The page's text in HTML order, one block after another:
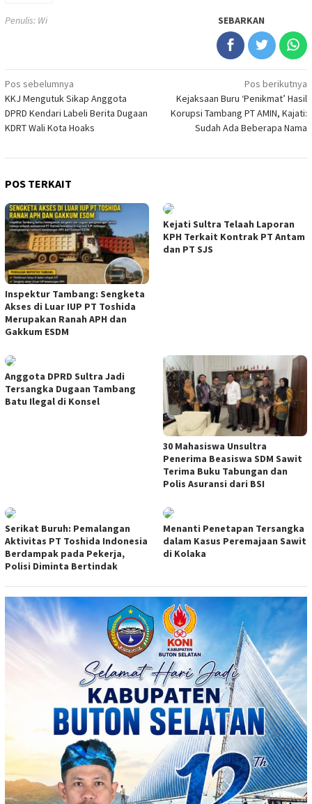
Penulis: Wi SEBARKAN
Navigasi
pos
Pos sebelumnya
KKJ Mengutuk Sikap Anggota
DPRD Kendari Labeli Berita Dugaan
KDRT Wali Kota Hoaks
Pos berikutnya
Kejaksaan Buru ‘Penikmat’ Hasil
Korupsi Tambang PT AMIN, Kajati:
Sudah Ada Beberapa Nama
POS TERKAIT
Inspektur Tambang: Sengketa
Akses di Luar IUP PT Toshida
Merupakan Ranah APH dan
Gakkum ESDM
Kejati Sultra Telaah Laporan
KPH Terkait Kontrak PT Antam
dan PT SJS
Anggota DPRD Sultra Jadi
Tersangka Dugaan Tambang
Batu Ilegal di Konsel
30 Mahasiswa Unsultra
Penerima Beasiswa SDM Sawit
Terima Buku Tabungan dan
Polis Asuransi dari BSI
Serikat Buruh: Pemalangan
Aktivitas PT Toshida Indonesia
Berdampak pada Pekerja,
Polisi Diminta Bertindak
Menanti Penetapan Tersangka
dalam Kasus Peremajaan Sawit
di Kolaka